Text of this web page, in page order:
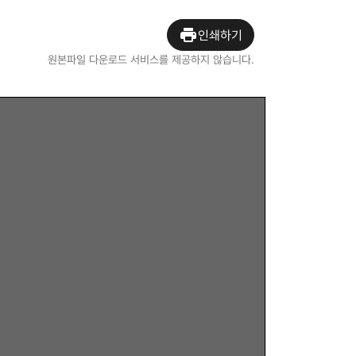
인쇄하기
원본파일 다운로드 서비스를 제공하지 않습니다.